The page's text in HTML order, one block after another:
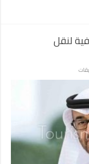
إضافية لنقل
الإمارات
6
رحلات
جوية
إضافية
لنقل
المساعدات
الإنسانية